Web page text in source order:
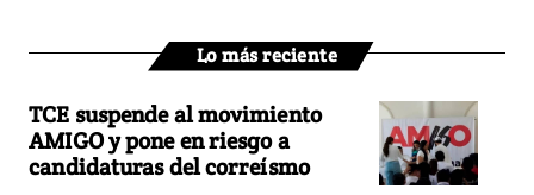
Lo más reciente
TCE suspende al movimiento
AMIGO y pone en riesgo a
candidaturas del correísmo